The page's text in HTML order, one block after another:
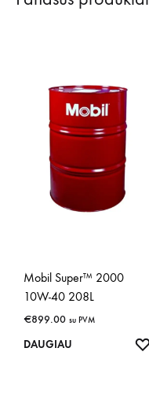
Mobil Super™ 2000
10W-40 208L
€899.00 su PVM
DAUGIAU